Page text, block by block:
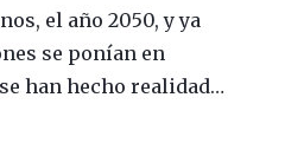
el año 2050, y ya
se ponían en
han hecho realidad…